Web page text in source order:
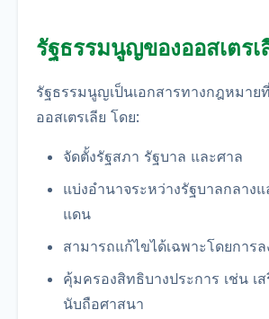
รัฐธรรมนูญของออสเตรเ
รัฐธรรมนูญเป็นเอกสารทางกฎหมา
ออสเตรเลีย โดย:
จัดตั้งรัฐสภา รัฐบาล และศาล
แบ่งอำนาจระหว่างรัฐบาลกลาง
แดน
สามารถแก้ไขได้เฉพาะโดยการ
คุ้มครองสิทธิบางประการ เช่น เ
นับถือศาสนา